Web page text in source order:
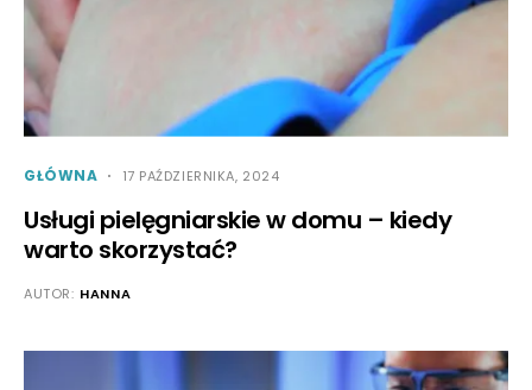
GŁÓWNA 17 PAŹDZIERNIKA, 2024
Usługi pielęgniarskie w domu – kiedy
warto skorzystać?
AUTOR: HANNA